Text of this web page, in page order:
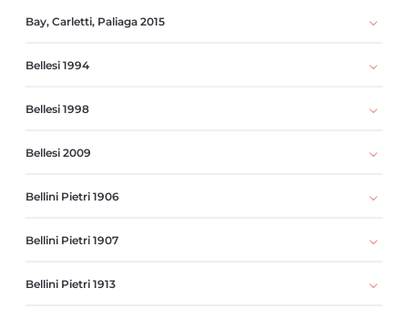
Bay, Carletti, Paliaga 2015
Bellesi 1994
Bellesi 1998
Bellesi 2009
Bellini Pietri 1906
Bellini Pietri 1907
Bellini Pietri 1913